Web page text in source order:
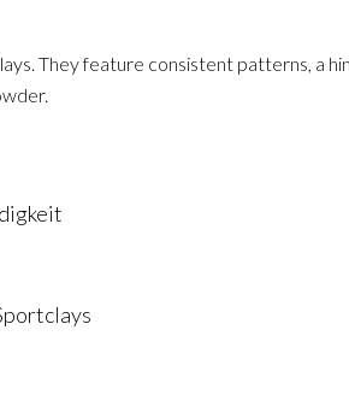
They feature consistent patterns, a